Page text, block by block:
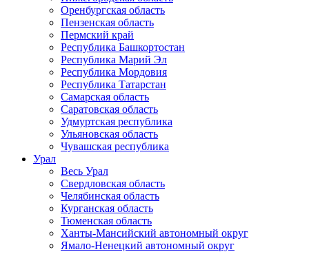
Оренбургская область
Пензенская область
Пермский край
Республика Башкортостан
Республика Марий Эл
Республика Мордовия
Республика Татарстан
Самарская область
Саратовская область
Удмуртская республика
Ульяновская область
Чувашская республика
Урал
Весь Урал
Свердловская область
Челябинская область
Курганская область
Тюменская область
Ханты-Мансийский автономный округ
Ямало-Ненецкий автономный округ